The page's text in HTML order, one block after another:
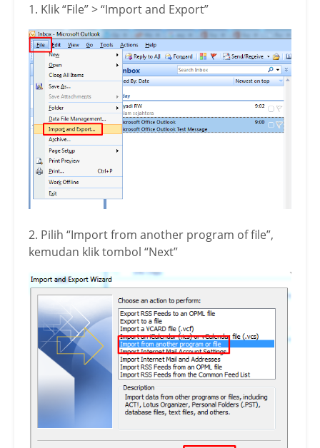
1. Klik “File” > “Import and Export”
2. Pilih “Import from another program of file”,
kemudan klik tombol “Next”